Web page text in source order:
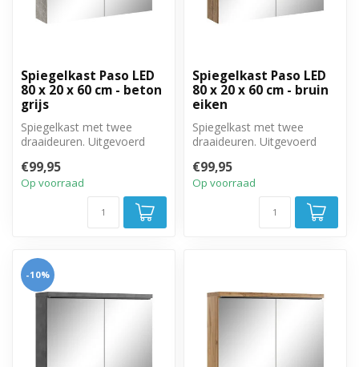
Spiegelkast Paso LED
80 x 20 x 60 cm - beton
grijs
Spiegelkast met twee
draaideuren. Uitgevoerd
breed, 20...
€99,95
Op voorraad
Spiegelkast Paso LED
80 x 20 x 60 cm - bruin
eiken
Spiegelkast met twee
draaideuren. Uitgevoerd
breed, 20...
€99,95
Op voorraad
-10%